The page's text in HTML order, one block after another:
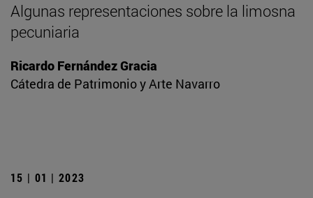
Algunas representaciones sobre la limosna
pecuniaria
Ricardo Fernández Gracia
Cátedra de Patrimonio y Arte Navarro
15 | 01 | 2023